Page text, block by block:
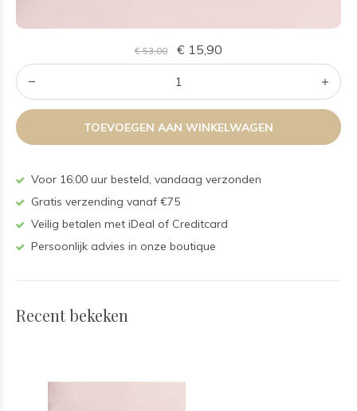
€ 53,00 € 15,90
TOEVOEGEN AAN WINKELWAGEN
Voor 16:00 uur besteld, vandaag verzonden
Gratis verzending vanaf €75
Veilig betalen met iDeal of Creditcard
Persoonlijk advies in onze boutique
Recent bekeken